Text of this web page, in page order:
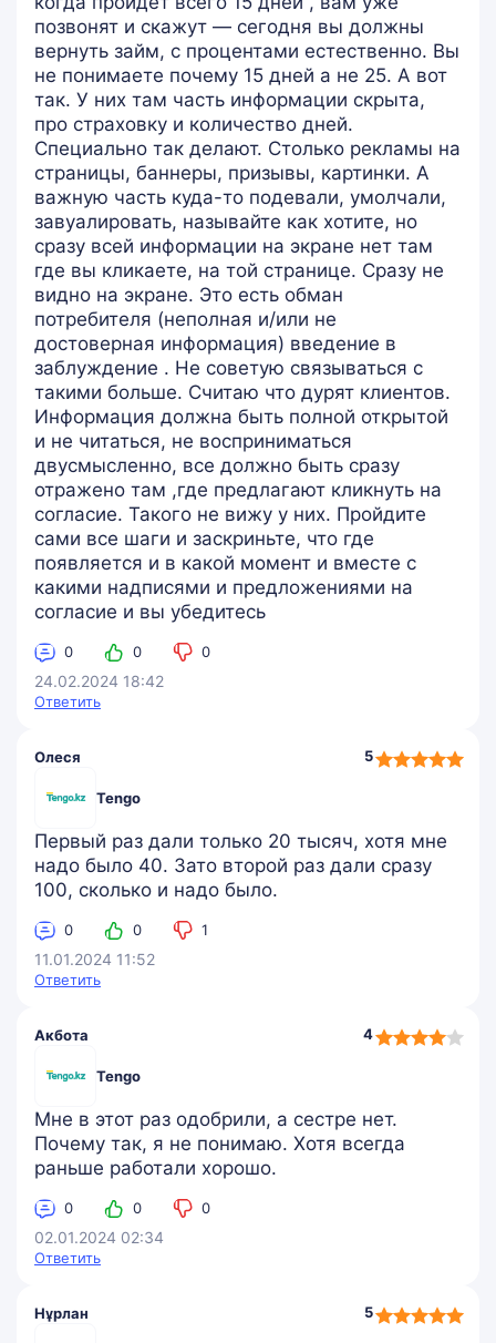
позвонят и скажут — сегодня вы должны
вернуть займ, с процентами естественно. Вы
не понимаете почему 15 дней а не 25. А вот
так. У них там часть информации скрыта,
про страховку и количество дней.
Специально так делают. Столько рекламы на
страницы, баннеры, призывы, картинки. А
важную часть куда-то подевали, умолчали,
завуалировать, называйте как хотите, но
сразу всей информации на экране нет там
где вы кликаете, на той странице. Сразу не
видно на экране. Это есть обман
потребителя (неполная и/или не
достоверная информация) введение в
заблуждение . Не советую связываться с
такими больше. Считаю что дурят клиентов.
Информация должна быть полной открытой
и не читаться, не восприниматься
двусмысленно, все должно быть сразу
отражено там ,где предлагают кликнуть на
согласие. Такого не вижу у них. Пройдите
сами все шаги и заскриньте, что где
появляется и в какой момент и вместе с
какими надписями и предложениями на
согласие и вы убедитесь
0 0 0
24.02.2024 18:42
Ответить
Олеся
Tengo
5
5,0
Первый раз дали только 20 тысяч, хотя мне
надо было 40. Зато второй раз дали сразу
100, сколько и надо было.
0 0 1
11.01.2024 11:52
Ответить
Акбота
Tengo
4
4,0
Мне в этот раз одобрили, а сестре нет.
Почему так, я не понимаю. Хотя всегда
раньше работали хорошо.
0 0 0
02.01.2024 02:34
Ответить
Нұрлан 5
5,0